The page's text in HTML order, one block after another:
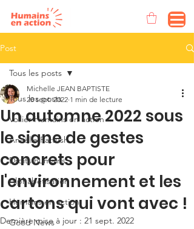
Post
Tous les posts
Voilier Humains en action
Anaëlle Pattush
Droits humains
Alphabétisation
Humains en action
Good News
Tous les posts
Un automne 2022 sous
le signe de gestes
concrets pour
l'environnement et les
cartons qui vont avec !
Michelle JEAN BAPTISTE
20 sept. 2022 1 min de lecture
Dernière mise à jour : 21 sept. 2022